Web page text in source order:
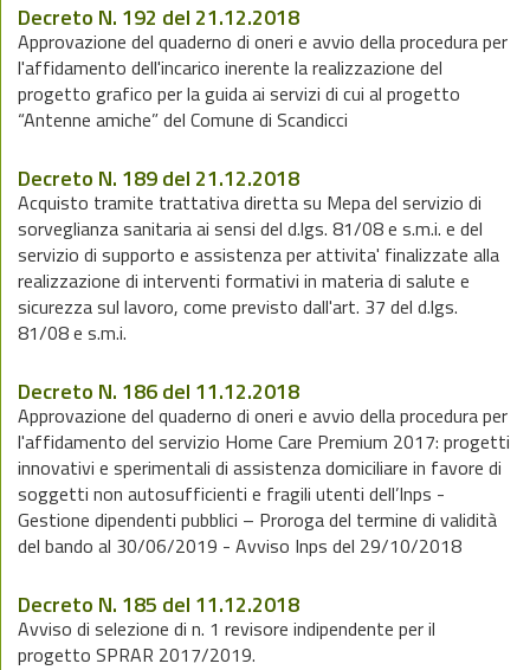
Decreto N. 192 del 21.12.2018
Approvazione del quaderno di oneri e avvio della procedura per
l'affidamento dell'incarico inerente la realizzazione del
progetto grafico per la guida ai servizi di cui al progetto
“Antenne amiche” del Comune di Scandicci
Decreto N. 189 del 21.12.2018
Acquisto tramite trattativa diretta su Mepa del servizio di
sorveglianza sanitaria ai sensi del d.lgs. 81/08 e s.m.i. e del
servizio di supporto e assistenza per attivita' finalizzate alla
realizzazione di interventi formativi in materia di salute e
sicurezza sul lavoro, come previsto dall'art. 37 del d.lgs.
81/08 e s.m.i.
Decreto N. 186 del 11.12.2018
Approvazione del quaderno di oneri e avvio della procedura per
l'affidamento del servizio Home Care Premium 2017: progetti
innovativi e sperimentali di assistenza domiciliare in favore di
soggetti non autosufficienti e fragili utenti dell’Inps -
Gestione dipendenti pubblici – Proroga del termine di validità
del bando al 30/06/2019 - Avviso Inps del 29/10/2018
Decreto N. 185 del 11.12.2018
Avviso di selezione di n. 1 revisore indipendente per il
progetto SPRAR 2017/2019.